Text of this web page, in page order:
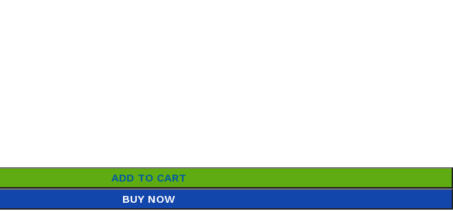
ADD TO CART
BUY NOW